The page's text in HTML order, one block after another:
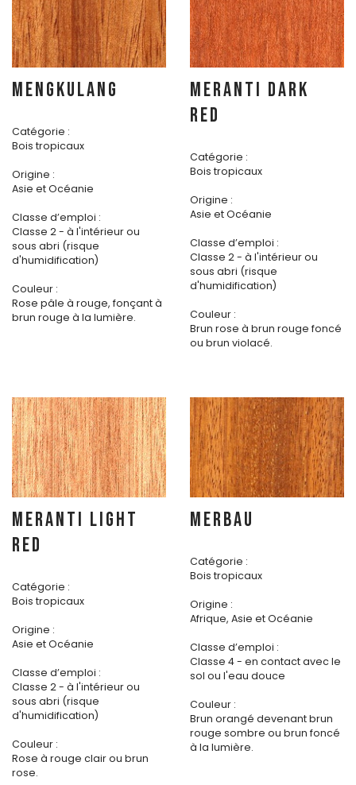
MENGKULANG
Catégorie :
Bois tropicaux
Origine :
Asie et Océanie
Classe d’emploi :
Classe 2 - à l'intérieur ou
sous abri (risque
d'humidification)
Couleur :
Rose pâle à rouge, fonçant à
brun rouge à la lumière.
MERANTI DARK
RED
Catégorie :
Bois tropicaux
Origine :
Asie et Océanie
Classe d’emploi :
Classe 2 - à l'intérieur ou
sous abri (risque
d'humidification)
Couleur :
Brun rose à brun rouge foncé
ou brun violacé.
MERANTI LIGHT
RED
Catégorie :
Bois tropicaux
Origine :
Asie et Océanie
Classe d’emploi :
Classe 2 - à l'intérieur ou
sous abri (risque
d'humidification)
Couleur :
Rose à rouge clair ou brun
rose.
MERBAU
Catégorie :
Bois tropicaux
Origine :
Afrique, Asie et Océanie
Classe d’emploi :
Classe 4 - en contact avec le
sol ou l'eau douce
Couleur :
Brun orangé devenant brun
rouge sombre ou brun foncé
à la lumière.